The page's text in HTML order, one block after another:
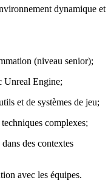
dynamique et
(niveau senior);
Unreal Engine;
et de systèmes de jeu;
complexes;
des contextes
avec les équipes.